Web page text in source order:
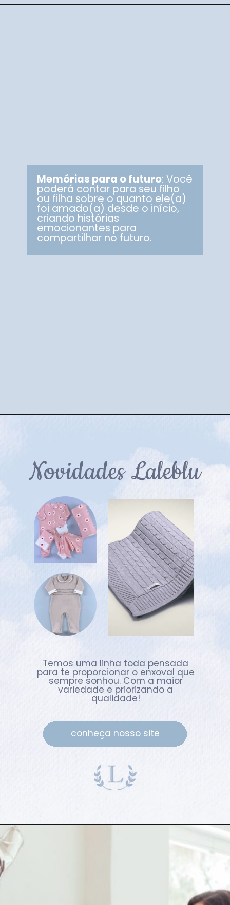
Memórias para o futuro: Você
poderá contar para seu filho
ou filha sobre o quanto ele(a)
foi amado(a) desde o início,
criando histórias
emocionantes para
compartilhar no futuro.
Novidades Laleblu
Temos uma linha toda pensada
para te proporcionar o enxoval que
sempre sonhou. Com a maior
variedade e priorizando a
qualidade!
conheça nosso site